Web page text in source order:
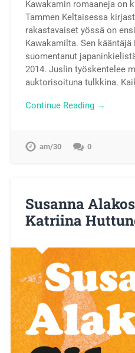
Kawakamin romaaneja on
Tammen Keltaisessa
rakastavaiset yössä on
Kawakamilta. Sen
suomentanut
2014. Juslin työskentelee
auktorisoituna tulkkina.
Continue Reading →
am/30 0
Susanna
Katriina